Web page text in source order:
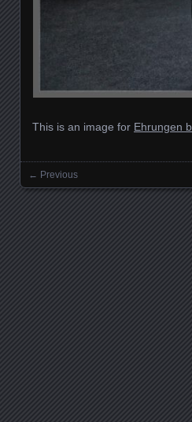
This is an image for Ehrungen
Images navigation
← Previous